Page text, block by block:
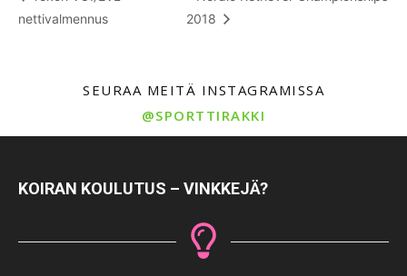
nettivalmennus
2018
SEURAA MEITÄ INSTAGRAMISSA
@SPORTTIRAKKI
KOIRAN KOULUTUS – VINKKEJÄ?